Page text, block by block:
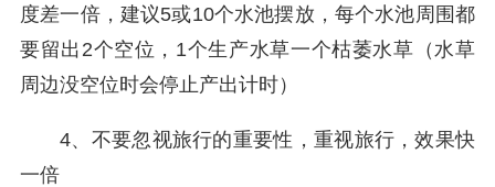
度差一倍，建议5或10个水池摆放，每个水池周围都
要留出2个空位，1个生产水草一个枯萎水草（水草
周边没空位时会停止产出计时）
4、不要忽视旅行的重要性，重视旅行，效果快
一倍